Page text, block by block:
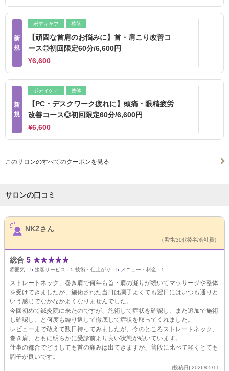
新
規
ボディケア 整体
【頑固な首肩のお悩みに】首・肩こり改善コ
ース◎初回限定60分/6,600円
¥6,600
新
規
ボディケア 整体
【PC・デスクワーク疲れに】頭痛・眼精疲労
改善コース◎初回限定60分/6,600円
¥6,600
このサロンのすべてのクーポンを見る
サロンの口コミ
サロンPick Up
NKZさん
（男性/30代後半/会社員）
総合 5 ★★★★★
雰囲気： 5 接客サービス： 5 技術・仕上がり： 5 メニュー・料金： 5
ストレートネック、巻き肩で何年も首・肩の凝りが続いてマッサージや整体
を受けてきましたが、施術された当日は調子よくても翌日にはいつも通りと
いう感じでなかなかよくなりませんでした。
今回初めて鍼灸院に来たのですが、施術して症状を確認し、また追加で施術
し確認し、と何度も繰り返して徹底して症状を取ってくれました。
レビューまで敢えて数日待ってみましたが、今のところストレートネック、
巻き肩、ともに明らかに受診前より良い状態が続いています。
仕事の都合でどうしても首の痛みは出てきますが、普段に比べて軽くとても
調子が良いです。
[投稿日] 2026/05/11